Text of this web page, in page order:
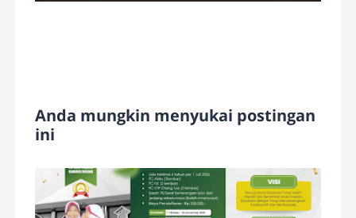
Anda mungkin menyukai postingan
ini